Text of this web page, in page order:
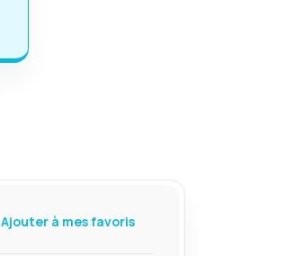
Ajouter à mes favoris